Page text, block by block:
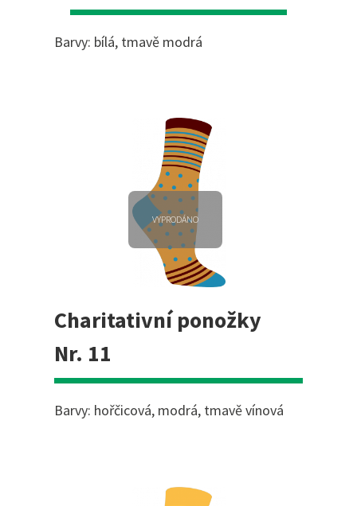
Barvy: bílá, tmavě modrá
VYPRODÁNO
Charitativní ponožky
Nr. 11
Barvy: hořčicová, modrá, tmavě vínová